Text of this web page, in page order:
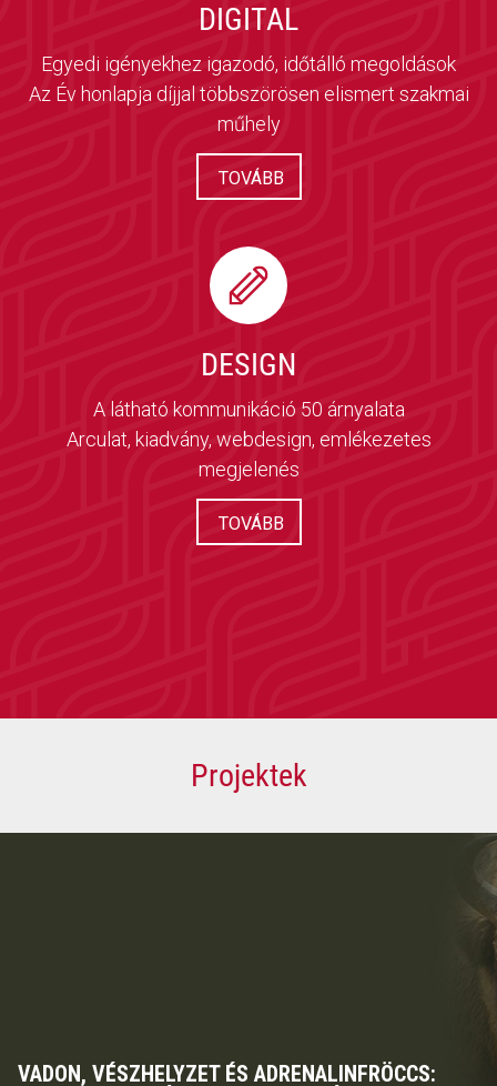
DIGITAL
Egyedi igényekhez igazodó, időtálló megoldások
Az Év honlapja díjjal többszörösen elismert szakmai
műhely
TOVÁBB
DESIGN
A látható kommunikáció 50 árnyalata
Arculat, kiadvány, webdesign, emlékezetes
megjelenés
TOVÁBB
Projektek
VADON, VÉSZHELYZET ÉS ADRENALINFRÖCCS: